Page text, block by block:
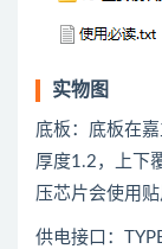
实物图
底板：底板在
厚度1.2，上下
压芯片会使用贴
供电接口：